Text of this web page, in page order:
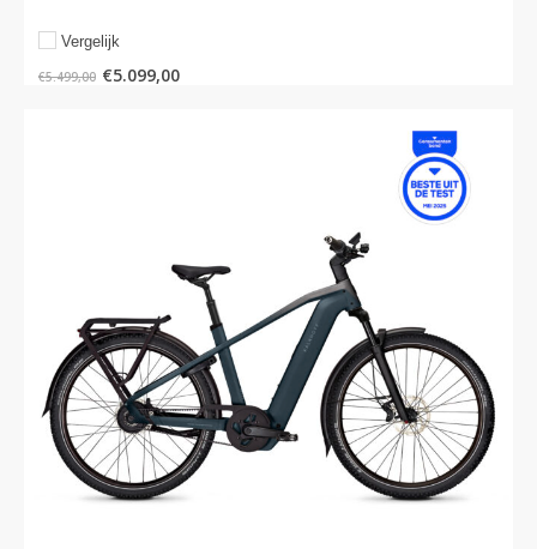
€5.499,00 €5.099,00
Vergelijk